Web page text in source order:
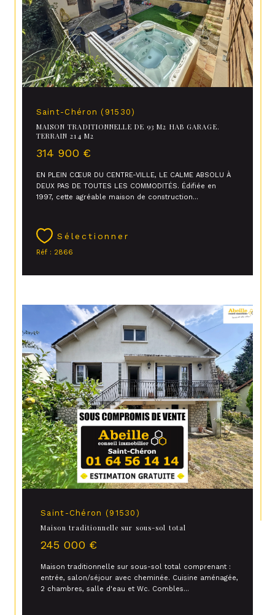
Saint-Chéron (91530)
MAISON TRADITIONNELLE DE 93 M2 HAB GARAGE.
TERRAIN 214 M2
314 900 €
EN PLEIN CŒUR DU CENTRE-VILLE, LE CALME ABSOLU À
DEUX PAS DE TOUTES LES COMMODITÉS. Édifiée en
1997, cette agréable maison de construction...
Sélectionner
Réf : 2866
Saint-Chéron (91530)
Maison traditionnelle sur sous-sol total
245 000 €
Maison traditionnelle sur sous-sol total comprenant :
entrée, salon/séjour avec cheminée. Cuisine aménagée,
2 chambres, salle d'eau et Wc. Combles...